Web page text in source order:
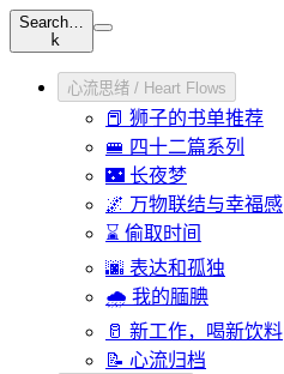
Search…
k
心流思绪 / Heart Flows
📕 狮子的书单推荐
🚝 四十二篇系列
🌃 长夜梦
🌌 万物联结与幸福感
⌛ 偷取时间
🌆 表达和孤独
🌧️ 我的腼腆
🥛 新工作，喝新饮料
📝 心流归档